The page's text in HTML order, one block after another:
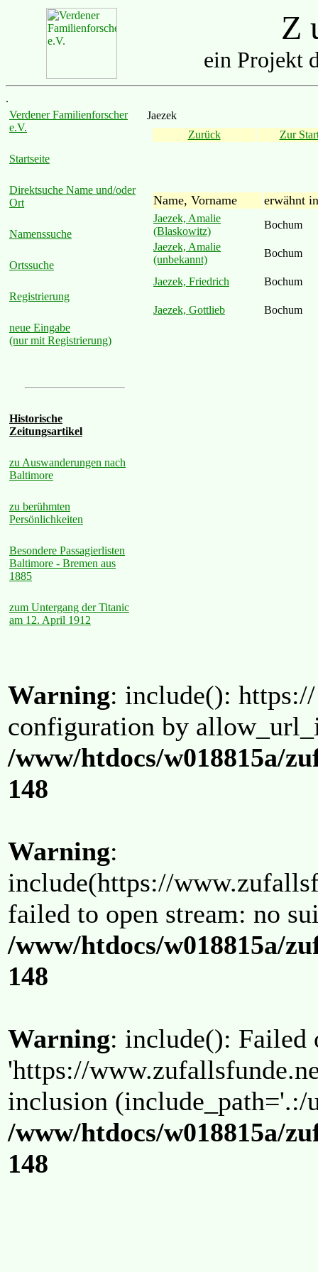
Z
ein Projekt
.
Verdener Familienforscher
e.V.
Startseite
Direktsuche Name und/oder
Ort
Namenssuche
Ortssuche
Registrierung
neue Eingabe
(nur mit Registrierung)
Historische
Zeitungsartikel
zu Auswanderungen nach
Baltimore
zu berühmten
Persönlichkeiten
Besondere Passagierlisten
Baltimore - Bremen aus
1885
zum Untergang der Titanic
am 12. April 1912
Jaezek
Zurück
Zur
Name, Vorname erwähnt in
Jaezek, Amalie
(Blaskowitz)
Bochum
Jaezek, Amalie
(unbekannt)
Bochum
Jaezek, Friedrich Bochum
Jaezek, Gottlieb Bochum
Warning: include():
configuration by
/www/htdocs/w018815a/
148
Warning:
include(https://
failed to open stream: no
/www/htdocs/w018815a/
148
Warning: include(): Failed
'https://
inclusion (include_path='.:/
/www/htdocs/w018815a/
148